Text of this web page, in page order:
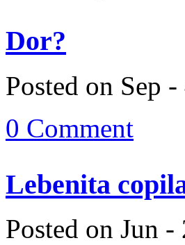
Dor?
Posted on Sep
0 Comment
Lebenita
Posted on Jun -